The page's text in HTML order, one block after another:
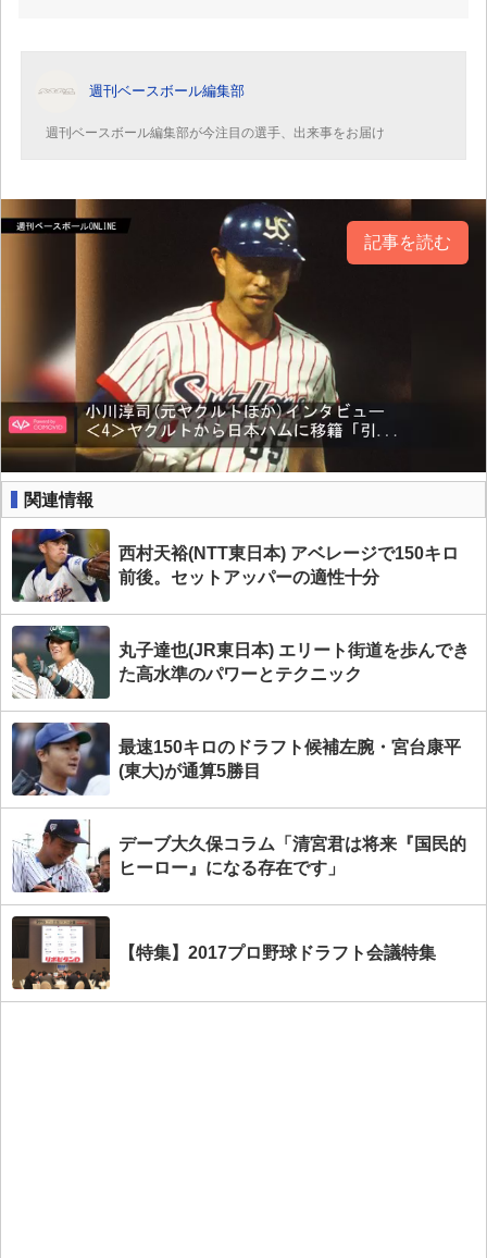
週刊ベースボール編集部
週刊ベースボール編集部が今注目の選手、出来事をお届け
記事を読む
関連情報
西村天裕(NTT東日本) アベレージで150キロ
前後。セットアッパーの適性十分
丸子達也(JR東日本) エリート街道を歩んでき
た高水準のパワーとテクニック
最速150キロのドラフト候補左腕・宮台康平
(東大)が通算5勝目
デーブ大久保コラム「清宮君は将来『国民的
ヒーロー』になる存在です」
【特集】2017プロ野球ドラフト会議特集